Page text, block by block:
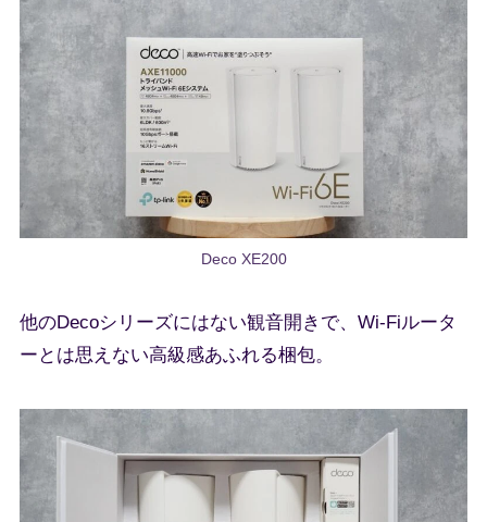
Deco XE200
他のDecoシリーズにはない観音開きで、Wi-Fiルータ
ーとは思えない高級感あふれる梱包。